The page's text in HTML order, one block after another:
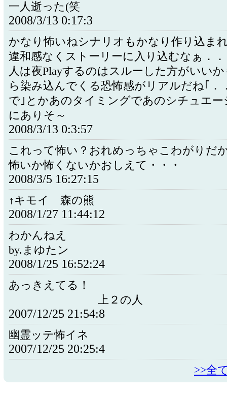
一人逝った(笑
2008/3/13 0:17:3
かなり怖いねシナリオもかなり作り込ま
違和感なくストーリーに入り込むなぁ．
人は夜Playするのはスルーした方がいい
ら染み込んでくる恐怖感がリアルだね｢．
で｣とかあのタイミングであのシチュエー
にありそ～
2008/3/13 0:3:57
これって怖い？おれめっちゃこわがりだ
怖いか怖くないかおしえて・・・
2008/3/5 16:27:15
↑キモイ 森の熊
2008/1/27 11:44:12
わかんねえ
by.まゆたン
2008/1/25 16:52:24
あっきえてる！
上２の人
2007/12/25 21:54:8
幽霊ッテ怖イネ
2007/12/25 20:25:4
>>全